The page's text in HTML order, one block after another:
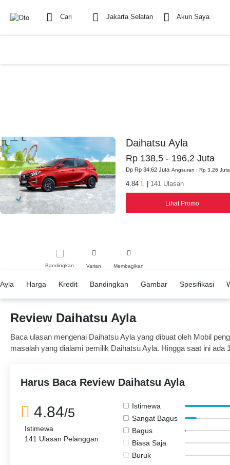
Cari Jakarta Selatan Akun Saya
Daihatsu Ayla
Rp 138,5 - 196,2 Juta
Dp Rp 34,62 Juta Angsuran : Rp 3,26
4.84 141 Ulasan
Lihat Promo
Bandingkan Varian Membagikan
Ayla Harga Kredit Bandingkan Gambar Spesifikasi
Review Daihatsu Ayla
Baca ulasan mengenai Daihatsu Ayla yang dibuat oleh Mobil
masalah yang dialami pemilik Daihatsu Ayla. Hingga saat ini ada
Harus Baca Review Daihatsu Ayla
4.84/5
Istimewa
141 Ulasan Pelanggan
Istimewa
Sangat Bagus
Bagus
Biasa Saja
Buruk